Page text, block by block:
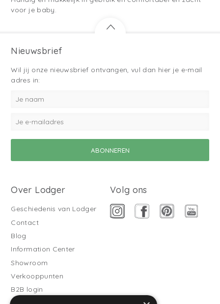
voor je baby.
Nieuwsbrief
Wil jij onze nieuwsbrief ontvangen, vul dan hier je e-mail
adres in:
Over Lodger
Geschiedenis van Lodger
Contact
Blog
Information Center
Showroom
Verkooppunten
B2B login
Volg ons